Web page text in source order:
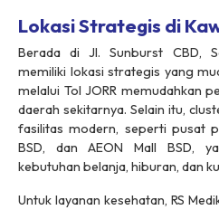
Lokasi Strategis di
Berada di Jl. Sunburst CBD,
memiliki lokasi strategis yang
melalui Tol JORR memudahkan
daerah sekitarnya. Selain itu,
fasilitas modern, seperti pusat
BSD, dan AEON Mall BSD,
kebutuhan belanja, hiburan, dan
Untuk layanan kesehatan, RS